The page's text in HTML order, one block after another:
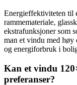
Energieffektiviteten til
rammemateriale,
ekstrafunksjoner som
man et vindu med høy
og energiforbruk i
Kan et vindu
preferanser?